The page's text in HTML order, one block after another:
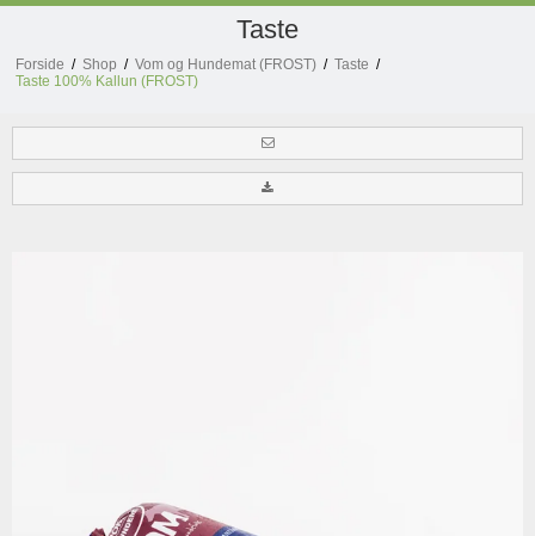
Taste
Forside / Shop / Vom og Hundemat (FROST) / Taste /
Taste 100% Kallun (FROST)